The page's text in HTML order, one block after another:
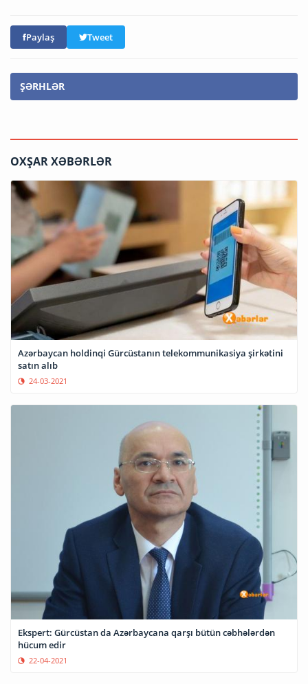
Paylaş Tweet
ŞƏRHLƏR
OXŞAR XƏBƏRLƏR
Azərbaycan holdinqi Gürcüstanın telekommunikasiya şirkətini
satın alıb
24-03-2021
Ekspert: Gürcüstan da Azərbaycana qarşı bütün cəbhələrdən
hücum edir
22-04-2021